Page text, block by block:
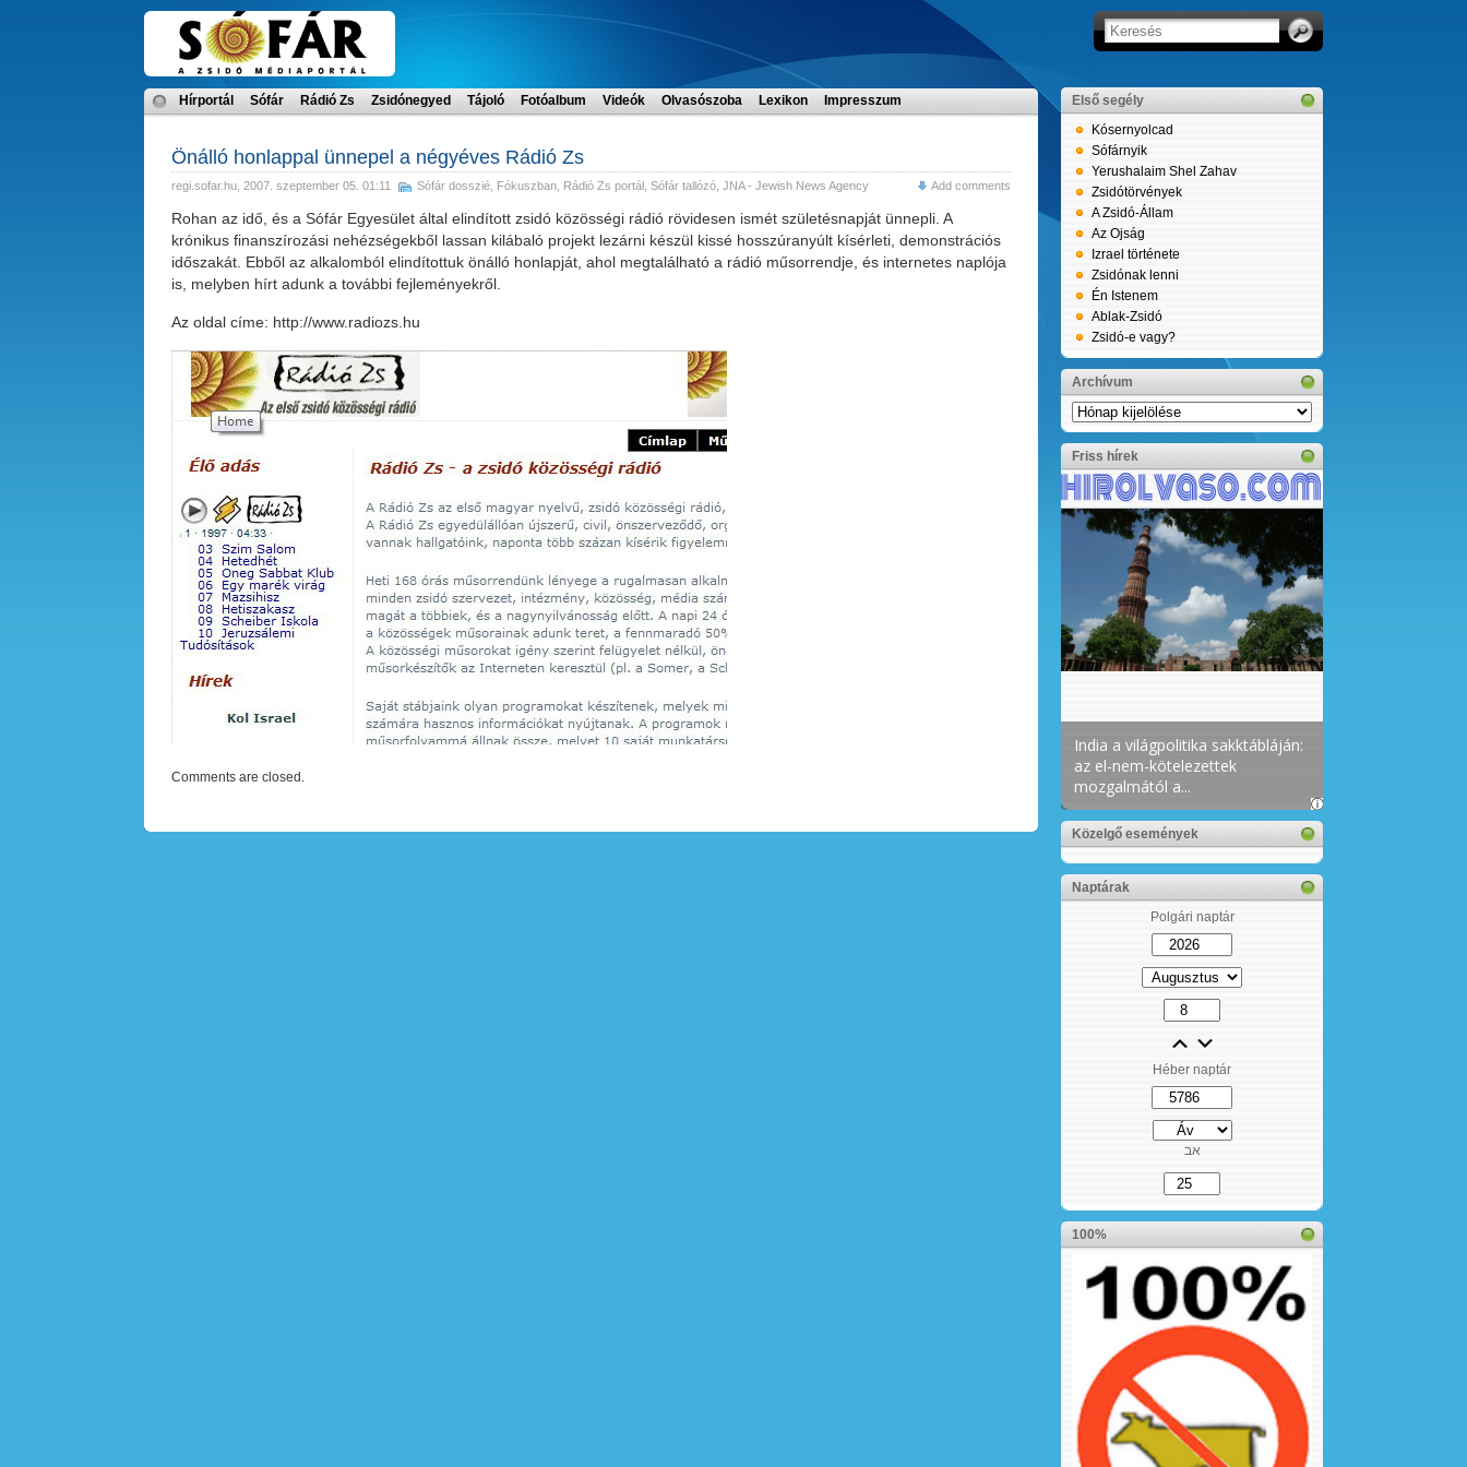
Hírportál Sófár Rádió Zs Zsidónegyed Tájoló Fotóalbum Videók Olvasószoba Lexikon Impresszum
Önálló honlappal ünnepel a négyéves Rádió Zs
regi.sofar.hu , 2007. szeptember 05. 01:11 Sófár dosszié Fókuszban Rádió Zs portál Sófár tallózó JNA - Jewish News Agency Add comments
Rohan az idő, és a Sófár Egyesület által elindított zsidó közösségi rádió rövidesen ismét születésnapját ünnepli. A
krónikus finanszírozási nehézségekből lassan kilábaló projekt lezárni készül kissé hosszúranyúlt kísérleti, demonstrációs
időszakát. Ebből az alkalomból elindítottuk önálló honlapját, ahol megtalálható a rádió műsorrendje, és internetes naplója
is, melyben hírt adunk a további fejleményekről.
Az oldal címe: http://www.radiozs.hu
Comments are closed.
Első segély
Kósernyolcad
Sófárnyik
Yerushalaim Shel Zahav
Zsidótörvények
A Zsidó-Állam
Az Ojság
Izrael története
Zsidónak lenni
Én Istenem
Ablak-Zsidó
Zsidó-e vagy?
Archívum
Archívum
Friss hírek
Közelgő események
Naptárak
Polgári naptár
Héber naptár
אב
100%